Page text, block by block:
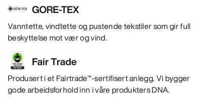
GORE-TEX
Vanntette, vindtette og pustende tekstiler som gir full
beskyttelse mot vær og vind.
Fair Trade
Produsert i et Fairtrade™-sertifisert anlegg. Vi bygger
gode arbeidsforhold inn i våre produkters DNA.